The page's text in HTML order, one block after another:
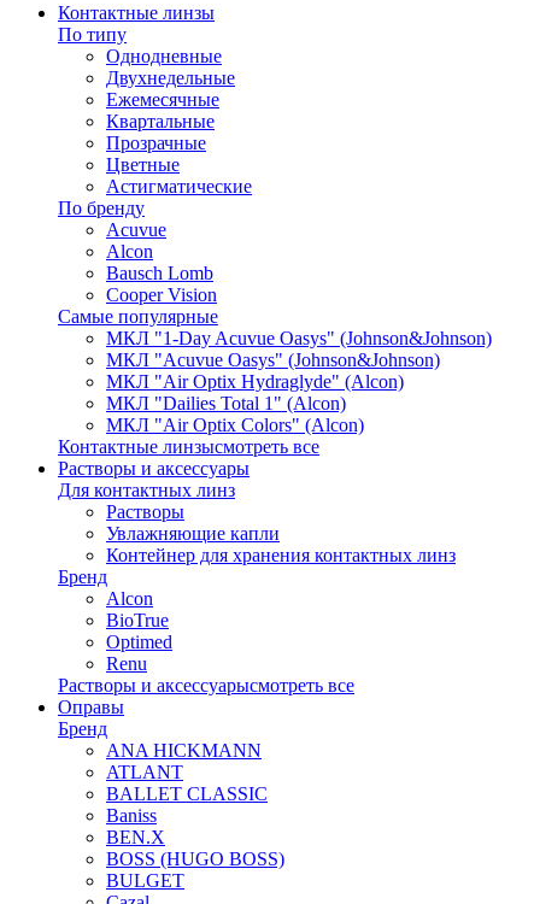
Контактные линзы
По типу
Однодневные
Двухнедельные
Ежемесячные
Квартальные
Прозрачные
Цветные
Астигматические
По бренду
Acuvue
Alcon
Bausch Lomb
Cooper Vision
Самые популярные
МКЛ "1-Day Acuvue Oasys" (Johnson&Johnson)
МКЛ "Acuvue Oasys" (Johnson&Johnson)
МКЛ "Air Optix Hydraglyde" (Alcon)
МКЛ "Dailies Total 1" (Alcon)
МКЛ "Air Optix Colors" (Alcon)
Контактные линзысмотреть все
Растворы и аксессуары
Для контактных линз
Растворы
Увлажняющие капли
Контейнер для хранения контактных линз
Бренд
Alcon
BioTrue
Optimed
Renu
Растворы и аксессуарысмотреть все
Оправы
Бренд
ANA HICKMANN
ATLANT
BALLET CLASSIC
Baniss
BEN.X
BOSS (HUGO BOSS)
BULGET